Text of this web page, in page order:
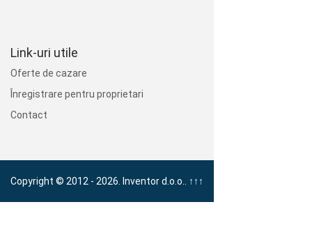
Link-uri utile
Oferte de cazare
Înregistrare pentru proprietari
Contact
Copyright © 2012 - 2026. Inventor d.o.o.. ↑↑↑